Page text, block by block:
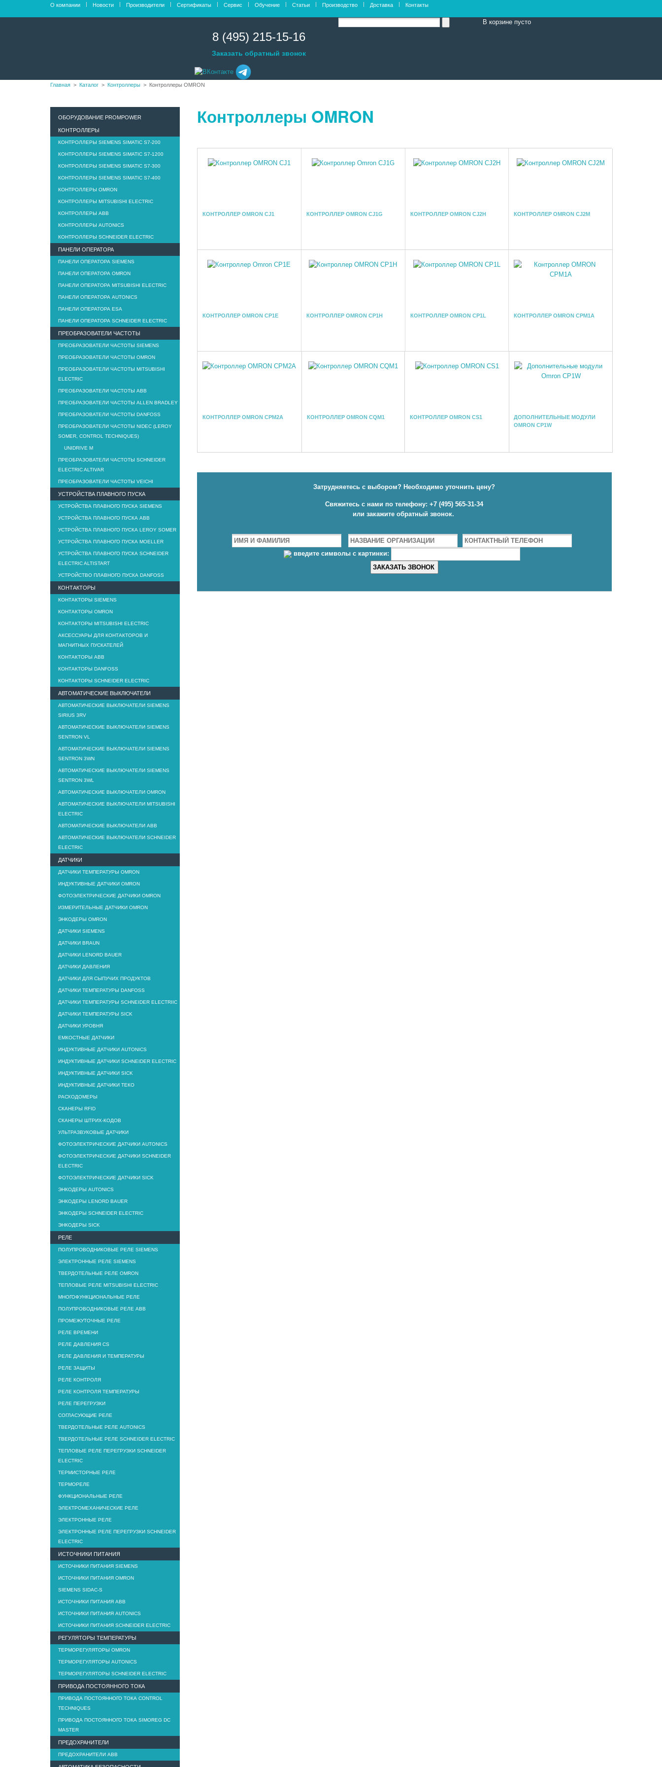
О компании Новости Производители Сертификаты Сервис Обучение Статьи Производство Доставка Контакты
8 (495) 215-15-16
Заказать обратный звонок
В корзине пусто
Главная Каталог Контроллеры Контроллеры OMRON
ОБОРУДОВАНИЕ PROMPOWER
КОНТРОЛЛЕРЫ
КОНТРОЛЛЕРЫ SIEMENS SIMATIC S7-200
КОНТРОЛЛЕРЫ SIEMENS SIMATIC S7-1200
КОНТРОЛЛЕРЫ SIEMENS SIMATIC S7-300
КОНТРОЛЛЕРЫ SIEMENS SIMATIC S7-400
КОНТРОЛЛЕРЫ OMRON
КОНТРОЛЛЕРЫ MITSUBISHI ELECTRIC
КОНТРОЛЛЕРЫ ABB
КОНТРОЛЛЕРЫ AUTONICS
КОНТРОЛЛЕРЫ SCHNEIDER ELECTRIC
ПАНЕЛИ ОПЕРАТОРА
ПАНЕЛИ ОПЕРАТОРА SIEMENS
ПАНЕЛИ ОПЕРАТОРА OMRON
ПАНЕЛИ ОПЕРАТОРА MITSUBISHI ELECTRIC
ПАНЕЛИ ОПЕРАТОРА AUTONICS
ПАНЕЛИ ОПЕРАТОРА ESA
ПАНЕЛИ ОПЕРАТОРА SCHNEIDER ELECTRIC
ПРЕОБРАЗОВАТЕЛИ ЧАСТОТЫ
ПРЕОБРАЗОВАТЕЛИ ЧАСТОТЫ SIEMENS
ПРЕОБРАЗОВАТЕЛИ ЧАСТОТЫ OMRON
ПРЕОБРАЗОВАТЕЛИ ЧАСТОТЫ MITSUBISHI
ELECTRIC
ПРЕОБРАЗОВАТЕЛИ ЧАСТОТЫ ABB
ПРЕОБРАЗОВАТЕЛИ ЧАСТОТЫ ALLEN BRADLEY
ПРЕОБРАЗОВАТЕЛИ ЧАСТОТЫ DANFOSS
ПРЕОБРАЗОВАТЕЛИ ЧАСТОТЫ NIDEC (LEROY
SOMER, CONTROL TECHNIQUES)
UNIDRIVE M
ПРЕОБРАЗОВАТЕЛИ ЧАСТОТЫ SCHNEIDER
ELECTRIC ALTIVAR
ПРЕОБРАЗОВАТЕЛИ ЧАСТОТЫ VEICHI
УСТРОЙСТВА ПЛАВНОГО ПУСКА
УСТРОЙСТВА ПЛАВНОГО ПУСКА SIEMENS
УСТРОЙСТВА ПЛАВНОГО ПУСКА ABB
УСТРОЙСТВА ПЛАВНОГО ПУСКА LEROY SOMER
УСТРОЙСТВА ПЛАВНОГО ПУСКА MOELLER
УСТРОЙСТВА ПЛАВНОГО ПУСКА SCHNEIDER
ELECTRIC ALTISTART
УСТРОЙСТВО ПЛАВНОГО ПУСКА DANFOSS
КОНТАКТОРЫ
КОНТАКТОРЫ SIEMENS
КОНТАКТОРЫ OMRON
КОНТАКТОРЫ MITSUBISHI ELECTRIC
АКСЕССУАРЫ ДЛЯ КОНТАКТОРОВ И
МАГНИТНЫХ ПУСКАТЕЛЕЙ
КОНТАКТОРЫ ABB
КОНТАКТОРЫ DANFOSS
КОНТАКТОРЫ SCHNEIDER ELECTRIC
АВТОМАТИЧЕСКИЕ ВЫКЛЮЧАТЕЛИ
АВТОМАТИЧЕСКИЕ ВЫКЛЮЧАТЕЛИ SIEMENS
SIRIUS 3RV
АВТОМАТИЧЕСКИЕ ВЫКЛЮЧАТЕЛИ SIEMENS
SENTRON VL
АВТОМАТИЧЕСКИЕ ВЫКЛЮЧАТЕЛИ SIEMENS
SENTRON 3WN
АВТОМАТИЧЕСКИЕ ВЫКЛЮЧАТЕЛИ SIEMENS
SENTRON 3WL
АВТОМАТИЧЕСКИЕ ВЫКЛЮЧАТЕЛИ OMRON
АВТОМАТИЧЕСКИЕ ВЫКЛЮЧАТЕЛИ MITSUBISHI
ELECTRIC
АВТОМАТИЧЕСКИЕ ВЫКЛЮЧАТЕЛИ ABB
АВТОМАТИЧЕСКИЕ ВЫКЛЮЧАТЕЛИ SCHNEIDER
ELECTRIC
ДАТЧИКИ
ДАТЧИКИ ТЕМПЕРАТУРЫ OMRON
ИНДУКТИВНЫЕ ДАТЧИКИ OMRON
ФОТОЭЛЕКТРИЧЕСКИЕ ДАТЧИКИ OMRON
ИЗМЕРИТЕЛЬНЫЕ ДАТЧИКИ OMRON
ЭНКОДЕРЫ OMRON
ДАТЧИКИ SIEMENS
ДАТЧИКИ BRAUN
ДАТЧИКИ LENORD BAUER
ДАТЧИКИ ДАВЛЕНИЯ
ДАТЧИКИ ДЛЯ СЫПУЧИХ ПРОДУКТОВ
ДАТЧИКИ ТЕМПЕРАТУРЫ DANFOSS
ДАТЧИКИ ТЕМПЕРАТУРЫ SCHNEIDER ELECTRIIC
ДАТЧИКИ ТЕМПЕРАТУРЫ SICK
ДАТЧИКИ УРОВНЯ
ЕМКОСТНЫЕ ДАТЧИКИ
ИНДУКТИВНЫЕ ДАТЧИКИ AUTONICS
ИНДУКТИВНЫЕ ДАТЧИКИ SCHNEIDER ELECTRIC
ИНДУКТИВНЫЕ ДАТЧИКИ SICK
ИНДУКТИВНЫЕ ДАТЧИКИ ТЕКО
РАСХОДОМЕРЫ
СКАНЕРЫ RFID
СКАНЕРЫ ШТРИХ-КОДОВ
УЛЬТРАЗВУКОВЫЕ ДАТЧИКИ
ФОТОЭЛЕКТРИЧЕСКИЕ ДАТЧИКИ AUTONICS
ФОТОЭЛЕКТРИЧЕСКИЕ ДАТЧИКИ SCHNEIDER
ELECTRIC
ФОТОЭЛЕКТРИЧЕСКИЕ ДАТЧИКИ SICK
ЭНКОДЕРЫ AUTONICS
ЭНКОДЕРЫ LENORD BAUER
ЭНКОДЕРЫ SCHNEIDER ELECTRIC
ЭНКОДЕРЫ SICK
РЕЛЕ
ПОЛУПРОВОДНИКОВЫЕ РЕЛЕ SIEMENS
ЭЛЕКТРОННЫЕ РЕЛЕ SIEMENS
ТВЕРДОТЕЛЬНЫЕ РЕЛЕ OMRON
ТЕПЛОВЫЕ РЕЛЕ MITSUBISHI ELECTRIC
МНОГОФУНКЦИОНАЛЬНЫЕ РЕЛЕ
ПОЛУПРОВОДНИКОВЫЕ РЕЛЕ ABB
ПРОМЕЖУТОЧНЫЕ РЕЛЕ
РЕЛЕ ВРЕМЕНИ
РЕЛЕ ДАВЛЕНИЯ CS
РЕЛЕ ДАВЛЕНИЯ И ТЕМПЕРАТУРЫ
РЕЛЕ ЗАЩИТЫ
РЕЛЕ КОНТРОЛЯ
РЕЛЕ КОНТРОЛЯ ТЕМПЕРАТУРЫ
РЕЛЕ ПЕРЕГРУЗКИ
СОГЛАСУЮЩИЕ РЕЛЕ
ТВЕРДОТЕЛЬНЫЕ РЕЛЕ AUTONICS
ТВЕРДОТЕЛЬНЫЕ РЕЛЕ SCHNEIDER ELECTRIC
ТЕПЛОВЫЕ РЕЛЕ ПЕРЕГРУЗКИ SCHNEIDER
ELECTRIC
ТЕРМИСТОРНЫЕ РЕЛЕ
ТЕРМОРЕЛЕ
ФУНКЦИОНАЛЬНЫЕ РЕЛЕ
ЭЛЕКТРОМЕХАНИЧЕСКИЕ РЕЛЕ
ЭЛЕКТРОННЫЕ РЕЛЕ
ЭЛЕКТРОННЫЕ РЕЛЕ ПЕРЕГРУЗКИ SCHNEIDER
ELECTRIC
ИСТОЧНИКИ ПИТАНИЯ
ИСТОЧНИКИ ПИТАНИЯ SIEMENS
ИСТОЧНИКИ ПИТАНИЯ OMRON
SIEMENS SIDAC-S
ИСТОЧНИКИ ПИТАНИЯ ABB
ИСТОЧНИКИ ПИТАНИЯ AUTONICS
ИСТОЧНИКИ ПИТАНИЯ SCHNEIDER ELECTRIC
РЕГУЛЯТОРЫ ТЕМПЕРАТУРЫ
ТЕРМОРЕГУЛЯТОРЫ OMRON
ТЕРМОРЕГУЛЯТОРЫ AUTONICS
ТЕРМОРЕГУЛЯТОРЫ SCHNEIDER ELECTRIC
ПРИВОДА ПОСТОЯННОГО ТОКА
ПРИВОДА ПОСТОЯННОГО ТОКА CONTROL
TECHNIQUES
ПРИВОДА ПОСТОЯННОГО ТОКА SIMOREG DC
MASTER
ПРЕДОХРАНИТЕЛИ
ПРЕДОХРАНИТЕЛИ ABB
Контроллеры OMRON
КОНТРОЛЛЕР OMRON CJ1 КОНТРОЛЛЕР OMRON CJ1G КОНТРОЛЛЕР OMRON CJ2H КОНТРОЛЛЕР OMRON CJ2M
КОНТРОЛЛЕР OMRON CP1E КОНТРОЛЛЕР OMRON CP1H КОНТРОЛЛЕР OMRON CP1L КОНТРОЛЛЕР OMRON CPM1A
КОНТРОЛЛЕР OMRON CPM2A КОНТРОЛЛЕР OMRON CQM1 КОНТРОЛЛЕР OMRON CS1
ДОПОЛНИТЕЛЬНЫЕ МОДУЛИ
OMRON CP1W
Затрудняетесь с выбором? Необходимо уточнить цену?
Свяжитесь с нами по телефону: +7 (495) 565-31-34
или закажите обратный звонок.
введите символы с картинки: